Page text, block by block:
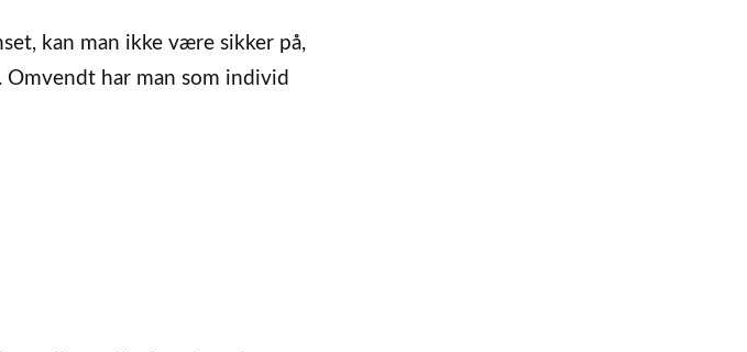
kan man ikke være sikker på,
har man som individ